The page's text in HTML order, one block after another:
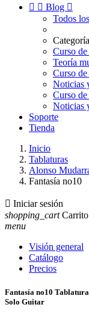
  Blog 
Todos
Curso
Teoría
Curso de
Noticias
Curso
Noticias
Soporte
Tienda
Inicio
Tablaturas
Alonso
Fantasía no10
 Iniciar sesión
shopping_cart Carrito
menu
Visión general
Catálogo
Precios
Fantasía no10
Solo Guitar